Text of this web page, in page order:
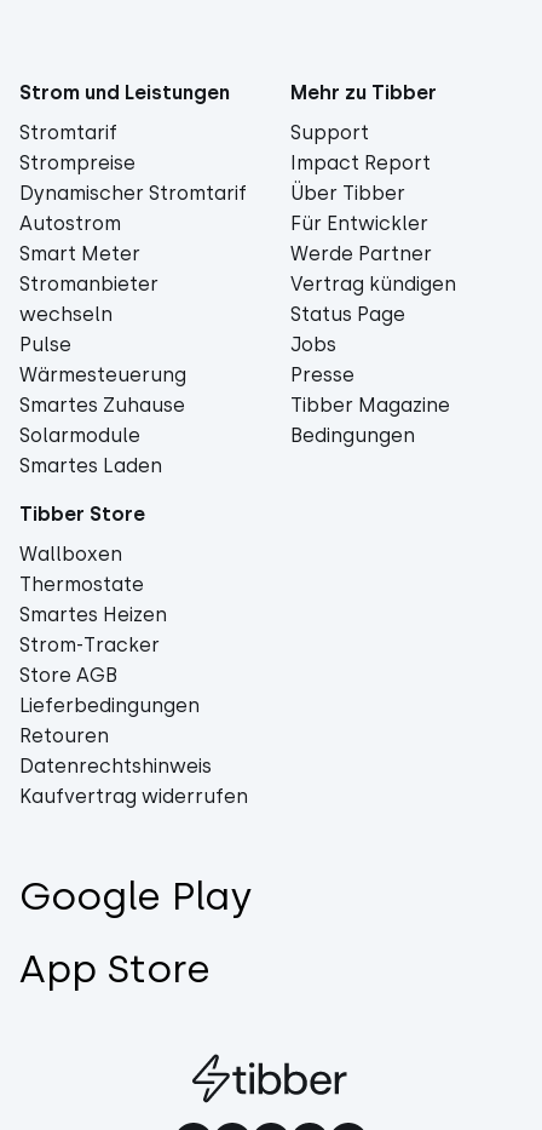
Strom und Leistungen
Stromtarif
Strompreise
Dynamischer Stromtarif
Autostrom
Smart Meter
Stromanbieter
wechseln
Pulse
Wärmesteuerung
Smartes Zuhause
Solarmodule
Smartes Laden
Mehr zu Tibber
Support
Impact Report
Über Tibber
Für Entwickler
Werde Partner
Vertrag kündigen
Status Page
Jobs
Presse
Tibber Magazine
Bedingungen
Tibber Store
Wallboxen
Thermostate
Smartes Heizen
Strom-Tracker
Store AGB
Lieferbedingungen
Retouren
Datenrechtshinweis
Kaufvertrag widerrufen
Google Play
App Store